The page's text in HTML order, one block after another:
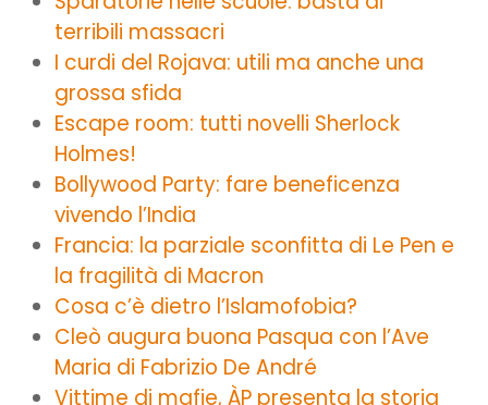
terribili massacri
I curdi del Rojava: utili ma anche una
grossa sfida
Escape room: tutti novelli Sherlock
Holmes!
Bollywood Party: fare beneficenza
vivendo l’India
Francia: la parziale sconfitta di Le Pen e
la fragilità di Macron
Cosa c’è dietro l’Islamofobia?
Cleò augura buona Pasqua con l’Ave
Maria di Fabrizio De André
Vittime di mafie, ÀP presenta la storia